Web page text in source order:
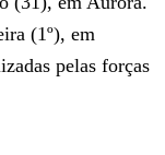
(1º), em
pelas forças